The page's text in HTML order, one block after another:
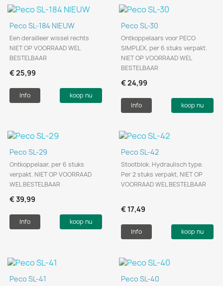
Peco SL-184 NIEUW
Een derailleer wissel rechts
NIET OP VOORRAAD WEL
BESTELBAAR
€ 25,99
Info koop nu
Peco SL-30
Ontkoppelaars voor PECO
SIMPLEX, per 6 stuks verpakt.
NIET OP VOORRAAD WEL
BESTELBAAR
€ 24,99
Info koop nu
Peco SL-29
Ontkoppelaar, per 6 stuks
verpakt. NIET OP VOORRAAD
WEL BESTELBAAR
€ 39,99
Info koop nu
Peco SL-42
Stootblok. Hydraulisch type.
Per 2 stuks verpakt, NIET OP
VOORRAAD WEL BESTELBAAR
€ 17,49
Info koop nu
Peco SL-41 Peco SL-40